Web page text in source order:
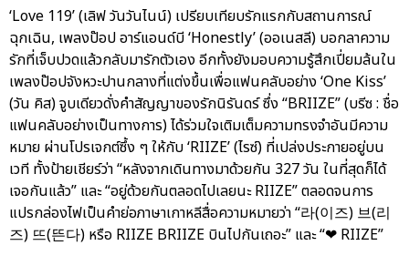
‘Love 119’ (เลิฟ วันวันไนน์) เปรียบเทียบรักแรกกับสถานการณ์
ฉุกเฉิน, เพลงป๊อป อาร์แอนด์บี ‘Honestly’ (ออเนสลี) บอกลาความ
รักที่เจ็บปวดแล้วกลับมารักตัวเอง อีกทั้งยังมอบความรู้สึกเปี่ยมล้นใน
เพลงป๊อปจังหวะปานกลางที่แต่งขึ้นเพื่อแฟนคลับอย่าง ‘One Kiss’
(วัน คิส) จูบเดียวดั่งคำสัญญาของรักนิรันดร์ ซึ่ง “BRIIZE” (บรีซ : ชื่อ
แฟนคลับอย่างเป็นทางการ) ได้ร่วมใจเติมเต็มความทรงจำอันมีความ
หมาย ผ่านโปรเจกต์ซึ้ง ๆ ให้กับ ‘RIIZE’ (ไรซ์) ที่เปล่งประกายอยู่บน
เวที ทั้งป้ายเชียร์ว่า “หลังจากเดินทางมาด้วยกัน 327 วัน ในที่สุดก็ได้
เจอกันแล้ว” และ “อยู่ด้วยกันตลอดไปเลยนะ RIIZE” ตลอดจนการ
แปรกล่องไฟเป็นคำย่อภาษาเกาหลีสื่อความหมายว่า “라(이즈) 브(리
즈) 뜨(뜬다) หรือ RIIZE BRIIZE บินไปกันเถอะ” และ “❤ RIIZE”